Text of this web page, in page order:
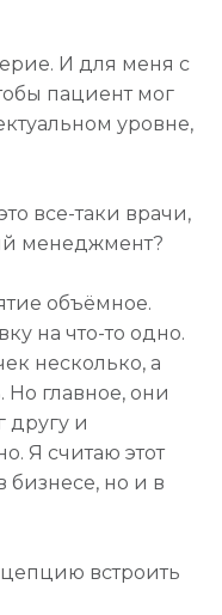
И для меня с
пациент мог
уровне,
все-таки врачи,
менеджмент?
объёмное.
на что-то одно.
несколько, а
главное, они
другу и
Я считаю этот
но и в
встроить